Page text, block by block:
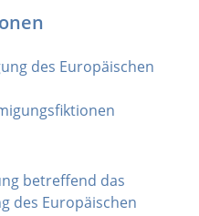
des Europäischen
betreffend das
des Europäischen